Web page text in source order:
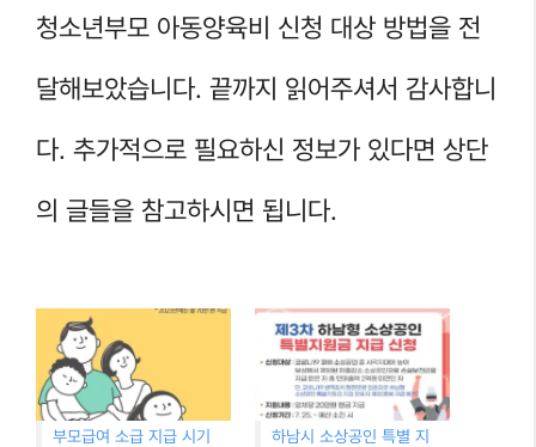
청소년부모 아동양육비 신청 대상 방법을 전
달해보았습니다. 끝까지 읽어주셔서 감사합니
다. 추가적으로 필요하신 정보가 있다면 상단
의 글들을 참고하시면 됩니다.
부모급여 소급 지급 시기
하남시 소상공인 특별 지